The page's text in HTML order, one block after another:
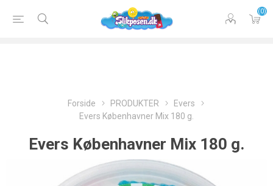
(0)
Forside PRODUKTER
Evers
Evers Københavner Mix 180 g.
Evers Københavner Mix 180 g.